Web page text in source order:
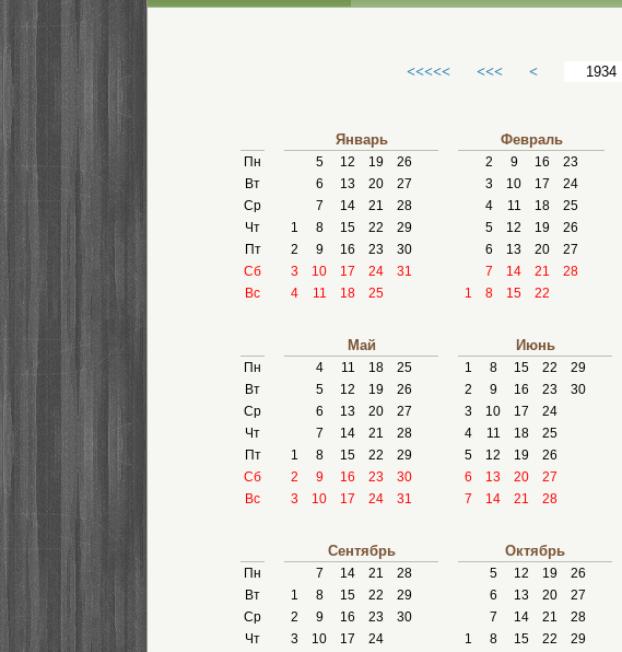
<<<<< <<< <
Пн
Вт
Ср
Чт
Пт
Сб
Вс
Январь
5 12 19
26
6
13 20
27
7
14 21
28
1
8 15 22
29
2
9 16 23
30
3
10 17 24
31
4
11 18 25
Февраль
2 9 16
23
3
10 17
24
4
11 18
25
5
12 19
26
6
13 20
27
7
14 21
28
1
8 15 22
Пн
Вт
Ср
Чт
Пт
Сб
Вс
Май
4 11 18
25
5
12 19
26
6
13 20
27
7
14 21
28
1
8 15 22
29
2
9 16 23
30
3
10 17 24 31
Июнь
1 8 15 22
29
2
9 16 23
30
3
10 17
24
4
11 18
25
5
12 19
26
6
13 20
27
7
14 21 28
Пн
Вт
Ср
Чт
Сентябрь
7 14 21
28
1
8 15 22
29
2
9 16 23
30
3
10 17 24
Октябрь
5 12 19
26
6
13 20
27
7
14 21
28
1
8 15 22 29